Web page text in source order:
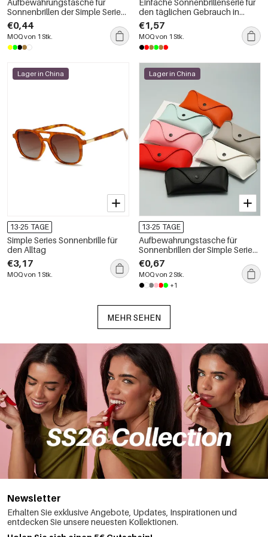
Aufbewahrungstasche für
Sonnenbrillen der Simple Series
Daily Solid Color PU-Serie
€0,44
MOQ von 1 Stk.
Einfache Sonnenbrillenserie für
den täglichen Gebrauch in
Unifarben
€1,57
MOQ von 1 Stk.
Lager in China
13-25 TAGE
Simple Series Sonnenbrille für
den Alltag
€3,17
MOQ von 1 Stk.
Lager in China
13-25 TAGE
Aufbewahrungstasche für
Sonnenbrillen der Simple Series
Daily Solid Color PU-Serie
€0,67
MOQ von 2 Stk.
+1
MEHR SEHEN
Newsletter
Erhalten Sie exklusive Angebote, Updates, Inspirationen und
entdecken Sie unsere neuesten Kollektionen.